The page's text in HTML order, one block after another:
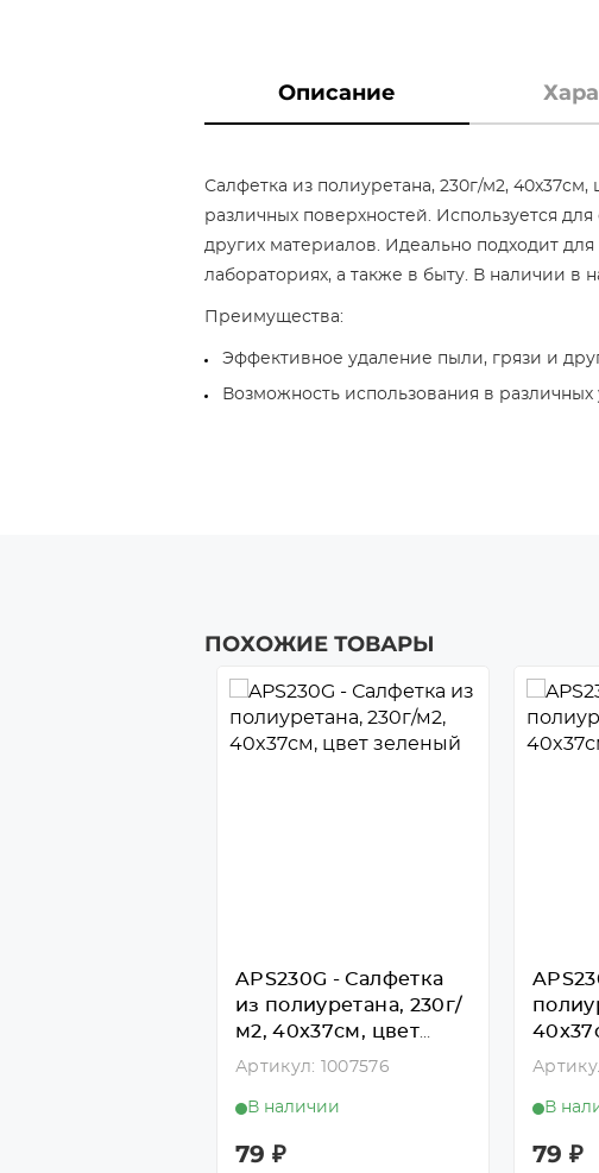
Описание
Салфетка из полиуретана, 230г/м2,
различных поверхностей. Используется
других материалов. Идеально подходит
лабораториях, а также в быту. В наличии в
Преимущества:
Эффективное удаление пыли, грязи и
Возможность использования в
ПОХОЖИЕ ТОВАРЫ
APS230G - Салфетка
из полиуретана, 230г/
м2, 40x37см, цвет
зеленый
Артикул: 1007576
В наличии
79 ₽
В
79 ₽